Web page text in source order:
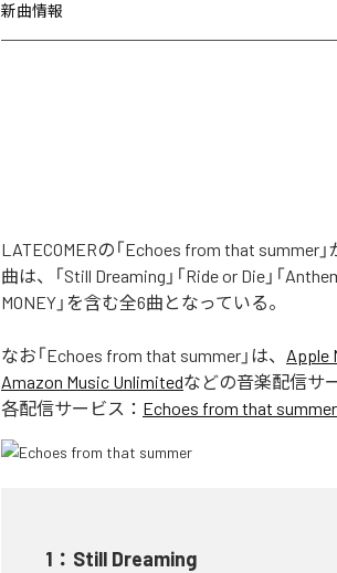
新曲情報
LATECOMERの「Echoes from that
曲は、「Still Dreaming」「Ride or Die」「
MONEY」を含む全6曲となっている。
なお「Echoes from that summer 」は、 Apple
Amazon Music Unlimitedなどの音楽配信サ
各配信サービス： Echoes from that summer
1 ： Still Dreaming